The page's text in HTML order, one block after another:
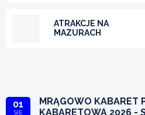
ATRAKCJE NA
MAZURACH
01
SIE
MRĄGOWO KABARET
KABARETOWA 2026 -